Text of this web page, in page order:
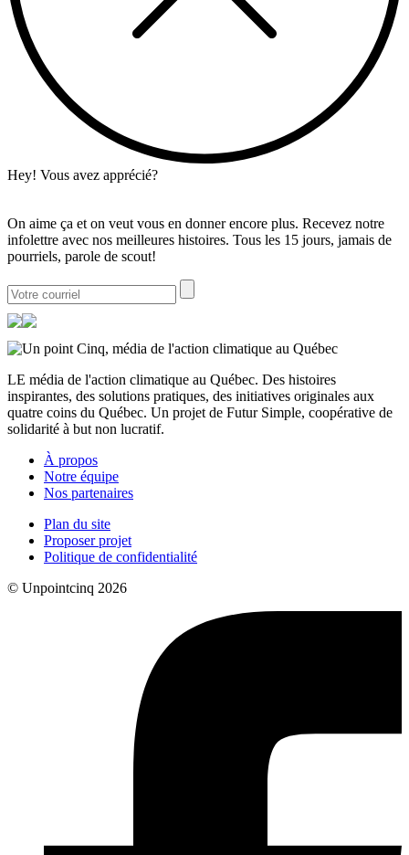
Hey! Vous avez apprécié?
On aime ça et on veut vous en donner encore plus. Recevez notre
infolettre avec nos meilleures histoires. Tous les 15 jours, jamais de
pourriels, parole de scout!
LE média de l'action climatique au Québec. Des histoires
inspirantes, des solutions pratiques, des initiatives originales aux
quatre coins du Québec. Un projet de Futur Simple, coopérative de
solidarité à but non lucratif.
À propos
Notre équipe
Nos partenaires
Plan du site
Proposer projet
Politique de confidentialité
© Unpointcinq 2026